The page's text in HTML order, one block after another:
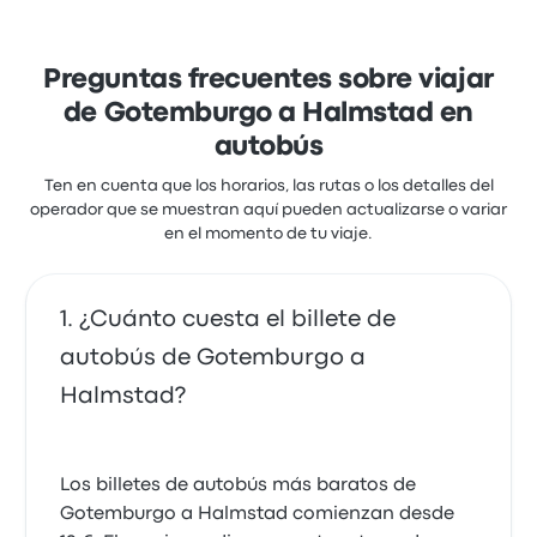
para este viaje cuestan como mínimo 30 €
Preguntas frecuentes sobre viajar
de Gotemburgo a Halmstad en
autobús
Ten en cuenta que los horarios, las rutas o los detalles del
operador que se muestran aquí pueden actualizarse o variar
en el momento de tu viaje.
¿Cuánto cuesta el billete de
autobús de Gotemburgo a
Halmstad?
Los billetes de autobús más baratos de
Gotemburgo a Halmstad comienzan desde